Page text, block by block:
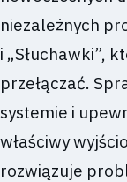
niezależnych
i „Słuchawki”,
przełączać.
systemie i
właściwy
rozwiązuje